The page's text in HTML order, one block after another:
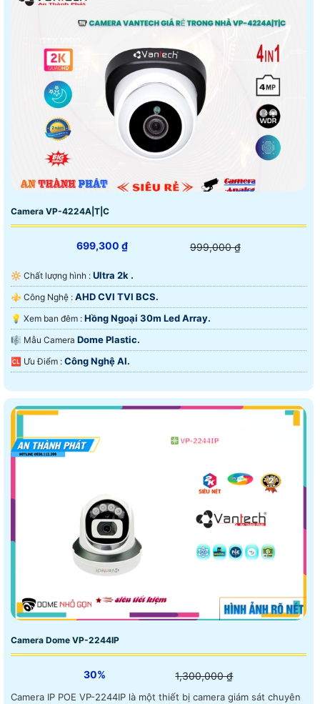
Camera VP-4224A|T|C
699,300 ₫ 999,000 ₫
🔆 Chất lượng hình : Ultra 2k .
⚜️ Công Nghệ : AHD CVI TVI BCS.
💡 Xem ban đêm : Hồng Ngoại 30m Led Array.
🎼️ Mẫu Camera Dome Plastic.
️🆑 Ưu Điểm : Công Nghệ AI.
Camera Dome VP-2244IP
30% 1,300,000 ₫
Camera IP POE VP-2244IP là một thiết bị camera giám sát chuyên